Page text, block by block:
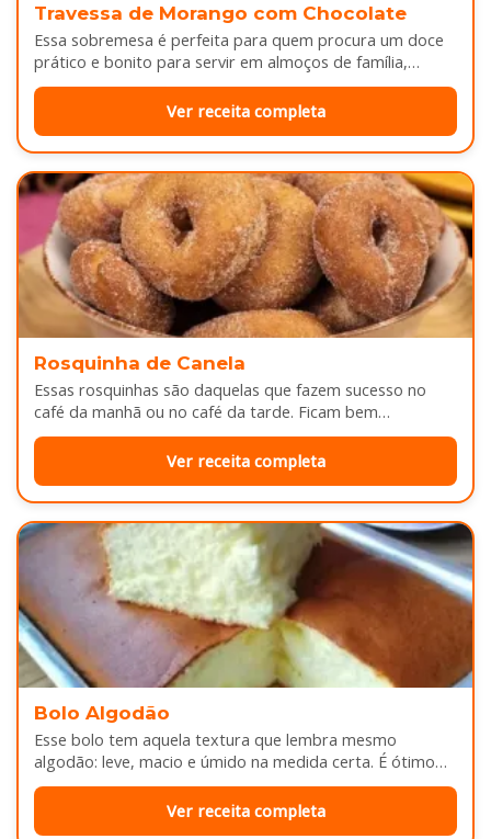
Travessa de Morango com Chocolate
Essa sobremesa é perfeita para quem procura um doce
prático e bonito para servir em almoços de família,
aniversários ou…
Ver receita completa
Rosquinha de Canela
Essas rosquinhas são daquelas que fazem sucesso no
café da manhã ou no café da tarde. Ficam bem
douradinhas por…
Ver receita completa
Bolo Algodão
Esse bolo tem aquela textura que lembra mesmo
algodão: leve, macio e úmido na medida certa. É ótimo
pra servir…
Ver receita completa